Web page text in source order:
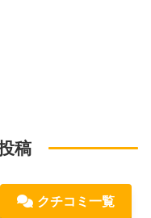
稿
クチコミ一覧